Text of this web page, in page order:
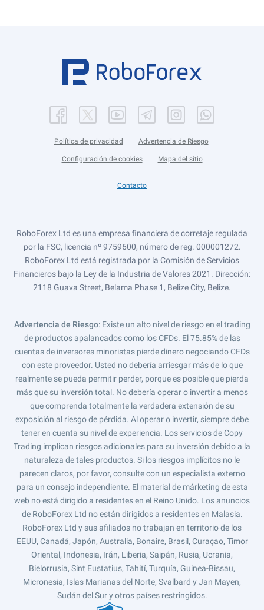
Política de privacidad Advertencia de Riesgo
Configuración de cookies Mapa del sitio
Contacto
RoboForex Ltd es una empresa financiera de corretaje regulada
por la FSC, licencia nº 9759600, número de reg. 000001272.
RoboForex Ltd está registrada por la Comisión de Servicios
Financieros bajo la Ley de la Industria de Valores 2021. Dirección:
2118 Guava Street, Belama Phase 1, Belize City, Belize.
Advertencia de Riesgo: Existe un alto nivel de riesgo en el trading
de productos apalancados como los CFDs. El 75.85% de las
cuentas de inversores minoristas pierde dinero negociando CFDs
con este proveedor. Usted no debería arriesgar más de lo que
realmente se pueda permitir perder, porque es posible que pierda
más que su inversión total. No debería operar o invertir a menos
que comprenda totalmente la verdadera extensión de su
exposición al riesgo de pérdida. Al operar o invertir, siempre debe
tener en cuenta su nivel de experiencia. Los servicios de Copy
Trading implican riesgos adicionales para su inversión debido a la
naturaleza de tales productos. Si los riesgos implícitos no le
parecen claros, por favor, consulte con un especialista externo
para un consejo independiente. El material de márketing de esta
web no está dirigido a residentes en el Reino Unido. Los anuncios
de RoboForex Ltd no están dirigidos a residentes en Malasia.
RoboForex Ltd y sus afiliados no trabajan en territorio de los
EEUU, Canadá, Japón, Australia, Bonaire, Brasil, Curaçao, Timor
Oriental, Indonesia, Irán, Liberia, Saipán, Rusia, Ucrania,
Bielorrusia, Sint Eustatius, Tahití, Turquía, Guinea-Bissau,
Micronesia, Islas Marianas del Norte, Svalbard y Jan Mayen,
Sudán del Sur y otros países restringidos.